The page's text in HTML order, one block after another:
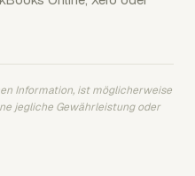
Information, ist möglicherweise
jegliche Gewährleistung oder